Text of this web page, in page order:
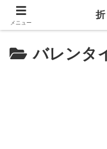
バレンタ
メニュー
折